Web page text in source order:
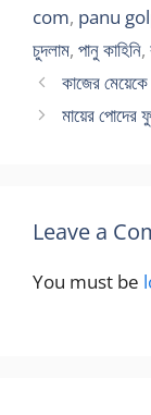
com, panu
চুদলাম, পানু কাহিনি,
কাজের
মায়ের পোদের
Leave a
You must be